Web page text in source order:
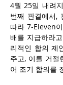
4월 25일 내려
번째 판결에서,
따라 7-Eleven
배를 지급하라
리적인 합의 제
주고, 이를 거절
어 조기 합의를